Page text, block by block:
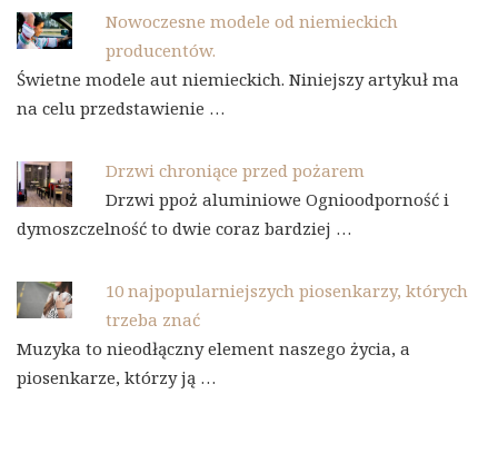
Nowoczesne modele od niemieckich
producentów.
Świetne modele aut niemieckich. Niniejszy artykuł ma
na celu przedstawienie …
Drzwi chroniące przed pożarem
Drzwi ppoż aluminiowe Ognioodporność i
dymoszczelność to dwie coraz bardziej …
10 najpopularniejszych piosenkarzy, których
trzeba znać
Muzyka to nieodłączny element naszego życia, a
piosenkarze, którzy ją …